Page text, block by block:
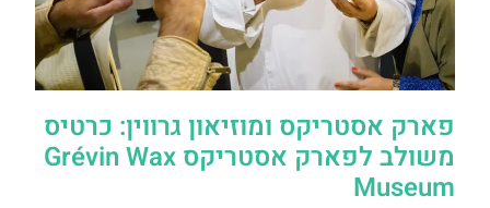
פארק אסטריקס ומוזיאון גרווין: כרטיס
משולב לפארק אסטריקס Grévin Wax
Museum